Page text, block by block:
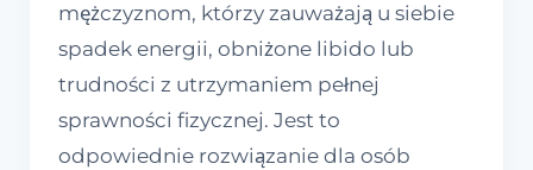
mężczyznom, którzy zauważają u siebie
spadek energii, obniżone libido lub
trudności z utrzymaniem pełnej
sprawności fizycznej. Jest to
odpowiednie rozwiązanie dla osób